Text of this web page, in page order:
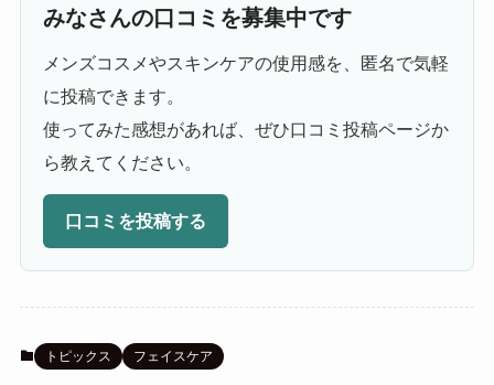
みなさんの口コミを募集中です
メンズコスメやスキンケアの使用感を、匿名で気軽
に投稿できます。
使ってみた感想があれば、ぜひ口コミ投稿ページか
ら教えてください。
口コミを投稿する
トピックス フェイスケア